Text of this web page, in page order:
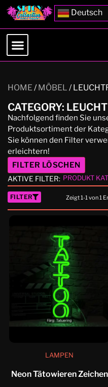
Deutsch
HOME/MÖBEL /
CATEGORY:
Nachfolgend finden Sie
Produktsortiment der
Sie können den Filter
erleichtern!
FILTER LÖSCHEN
AKTIVE FILTER: PRODUKT
FILTER Zeigt1-1von1
LAMPEN
Neon Tätowieren Zeichen